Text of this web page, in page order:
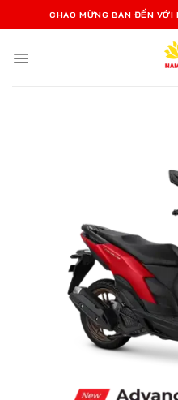
qua
dung
CHÀO MỪNG BẠN ĐẾN VỚI